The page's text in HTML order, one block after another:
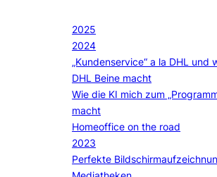
2025
2024
„Kundenservice“ a la DHL und
DHL Beine macht
Wie die KI mich zum
macht
Homeoffice on the road
2023
Perfekte